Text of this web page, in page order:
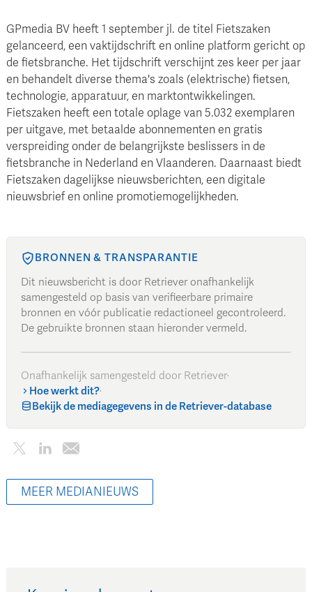
GPmedia BV heeft 1 september jl. de titel Fietszaken
gelanceerd, een vaktijdschrift en online platform gericht op
de fietsbranche. Het tijdschrift verschijnt zes keer per jaar
en behandelt diverse thema's zoals (elektrische) fietsen,
technologie, apparatuur, en marktontwikkelingen.
Fietszaken heeft een totale oplage van 5.032 exemplaren
per uitgave, met betaalde abonnementen en gratis
verspreiding onder de belangrijkste beslissers in de
fietsbranche in Nederland en Vlaanderen. Daarnaast biedt
Fietszaken dagelijkse nieuwsberichten, een digitale
nieuwsbrief en online promotiemogelijkheden.
BRONNEN & TRANSPARANTIE
Dit nieuwsbericht is door Retriever onafhankelijk
samengesteld op basis van verifieerbare primaire
bronnen en vóór publicatie redactioneel gecontroleerd.
De gebruikte bronnen staan hieronder vermeld.
Onafhankelijk samengesteld door Retriever·
Hoe werkt dit?·
Bekijk de mediagegevens in de Retriever-database
MEER MEDIANIEUWS